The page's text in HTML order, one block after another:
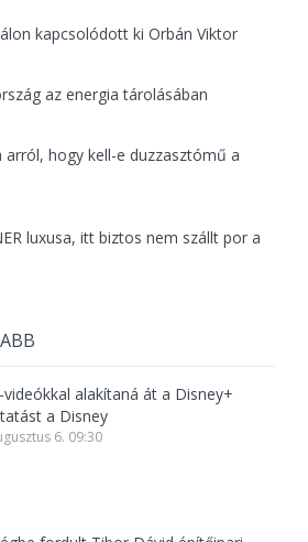
kapcsolódott ki Orbán Viktor
az energia tárolásában
hogy kell-e duzzasztómű a
luxusa, itt biztos nem szállt por a
videókkal alakítaná át a Disney+
a Disney
6. 09:30